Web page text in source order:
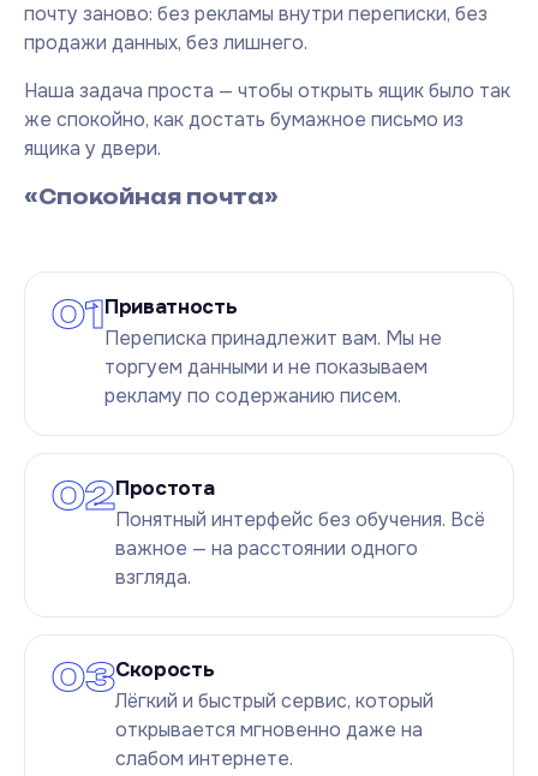
почту заново: без рекламы внутри переписки, без
продажи данных, без лишнего.
Наша задача проста — чтобы открыть ящик было так
же спокойно, как достать бумажное письмо из
ящика у двери.
«Спокойная почта»
01Приватность
Переписка принадлежит вам. Мы не
торгуем данными и не показываем
рекламу по содержанию писем.
02Простота
Понятный интерфейс без обучения. Всё
важное — на расстоянии одного
взгляда.
03Скорость
Лёгкий и быстрый сервис, который
открывается мгновенно даже на
слабом интернете.